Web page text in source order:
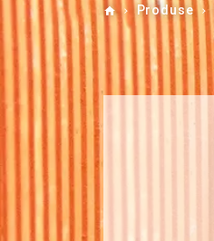
HomeProduse